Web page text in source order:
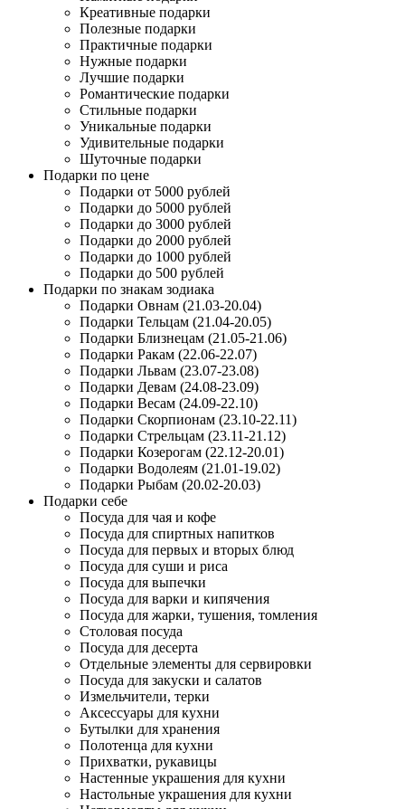
Креативные подарки
Полезные подарки
Практичные подарки
Нужные подарки
Лучшие подарки
Романтические подарки
Стильные подарки
Уникальные подарки
Удивительные подарки
Шуточные подарки
Подарки по цене
Подарки от 5000 рублей
Подарки до 5000 рублей
Подарки до 3000 рублей
Подарки до 2000 рублей
Подарки до 1000 рублей
Подарки до 500 рублей
Подарки по знакам зодиака
Подарки Овнам (21.03-20.04)
Подарки Тельцам (21.04-20.05)
Подарки Близнецам (21.05-21.06)
Подарки Ракам (22.06-22.07)
Подарки Львам (23.07-23.08)
Подарки Девам (24.08-23.09)
Подарки Весам (24.09-22.10)
Подарки Скорпионам (23.10-22.11)
Подарки Стрельцам (23.11-21.12)
Подарки Козерогам (22.12-20.01)
Подарки Водолеям (21.01-19.02)
Подарки Рыбам (20.02-20.03)
Подарки себе
Посуда для чая и кофе
Посуда для спиртных напитков
Посуда для первых и вторых блюд
Посуда для суши и риса
Посуда для выпечки
Посуда для варки и кипячения
Посуда для жарки, тушения, томления
Столовая посуда
Посуда для десерта
Отдельные элементы для сервировки
Посуда для закуски и салатов
Измельчители, терки
Аксессуары для кухни
Бутылки для хранения
Полотенца для кухни
Прихватки, рукавицы
Настенные украшения для кухни
Настольные украшения для кухни